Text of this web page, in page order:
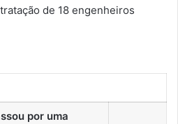
de 18 engenheiros
por uma